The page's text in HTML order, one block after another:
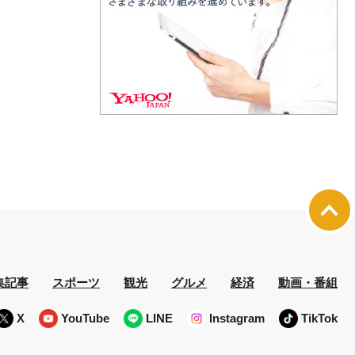
記事 スポーツ 観光 グルメ 経済 動画・番組
X YouTube LINE Instagram TikTok